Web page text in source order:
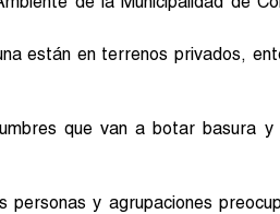
están en terrenos privados,
que van a botar basura
personas y agrupaciones